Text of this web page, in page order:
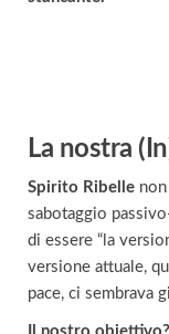
La nostra
Spirito Ribelle
sabotaggio
di essere “la
versione attuale,
pace, ci sembrava